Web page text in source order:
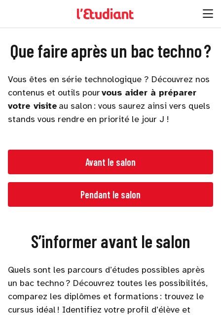
Que faire après un bac techno ?
Vous êtes en série technologique ? Découvrez nos
contenus et outils pourvous aider à préparer
votre visite au salon : vous saurez ainsi vers quels
stands vous rendre en priorité le jour J !
Avant le salon
Pendant le salon
S’informer avant le salon
Quels sont les parcours d’études possibles après
un bac techno ? Découvrez toutes les possibilités,
comparez les diplômes et formations : trouvez le
cursus idéal ! Identifiez votre profil d’élève et